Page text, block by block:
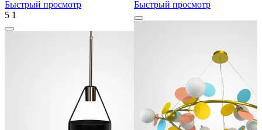
Быстрый просмотр
5 1
Быстрый просмотр